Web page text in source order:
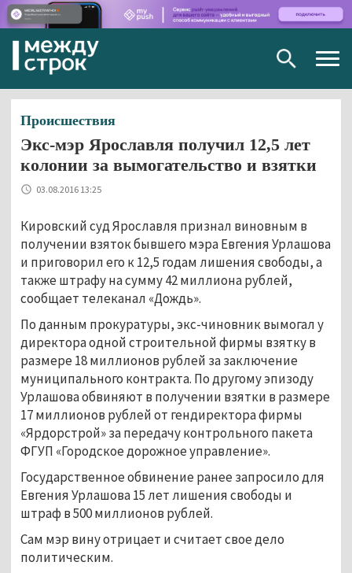
Происшествия
Экс-мэр Ярославля получил 12,5 лет
колонии за вымогательство и взятки
03.08.2016 13:25
Кировский суд Ярославля признал виновным в
получении взяток бывшего мэра Евгения Урлашова
и приговорил его к 12,5 годам лишения свободы, а
также штрафу на сумму 42 миллиона рублей,
сообщает телеканал «Дождь».
По данным прокуратуры, экс-чиновник вымогал у
директора одной строительной фирмы взятку в
размере 18 миллионов рублей за заключение
муниципального контракта. По другому эпизоду
Урлашова обвиняют в получении взятки в размере
17 миллионов рублей от гендиректора фирмы
«Ярдорстрой» за передачу контрольного пакета
ФГУП «Городское дорожное управление».
Государственное обвинение ранее запросило для
Евгения Урлашова 15 лет лишения свободы и
штраф в 500 миллионов рублей.
Сам мэр вину отрицает и считает свое дело
политическим.